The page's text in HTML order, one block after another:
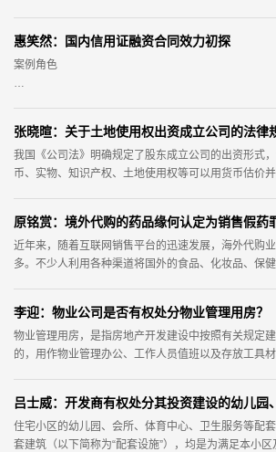
惠笑然：国内信用证融资合同效力初探
案例角色
B银行：开证行、第三人；
C公司：国内贸易供方、信用证受益人、被告。
张晓暄：关于土地使用权出资成立公司的法律
我国《公司法》明确规定了股东成立公司的出资形式
币、实物、知识产权、土地使用权等可以用货币估价
原铭赏：境外代购的药品缘何认定为销售假药
近年来，随着互联网销售平台的迅速发展，海外代购
多。不少人利用各种渠道将国外的食品、化妆品、保
李迎：物业公司是否有权处分物业管理用房？
物业管理用房，是指房地产开发建设中按照有关规定
的，用作物业管理办公、工作人员值班以及存放工具
住宅小区的幼儿园、会所、体育中心、卫生服务等配
套建筑（以下简称为“配套设施”），均是为满足本小区